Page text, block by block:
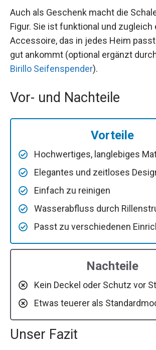
Auch als Geschenk macht die
Figur. Sie ist funktional und
Accessoire, das in jedes Heim
gut ankommt (optional ergänzt
Birillo Seifenspender).
Vor- und Nachteile
Vorteile
Hochwertiges, langlebiges
Elegantes und zeitloses
Einfach zu reinigen
Wasserabfluss durch
Passt zu verschiedenen
Nachteile
Kein Deckel oder Schutz vor
Etwas teuerer als
Unser Fazit